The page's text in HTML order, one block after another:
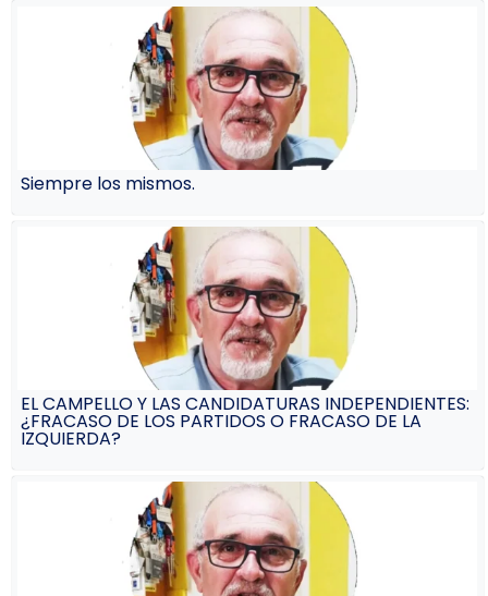
Siempre los mismos.
EL CAMPELLO Y LAS CANDIDATURAS INDEPENDIENTES:
¿FRACASO DE LOS PARTIDOS O FRACASO DE LA
IZQUIERDA?